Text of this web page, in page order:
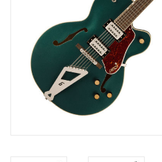
Lichttechnik
PA-Anlage
Traditionelle Instrumente